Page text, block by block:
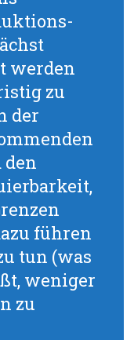
werden
zu
der
den
führen
tun (was
weniger
zu